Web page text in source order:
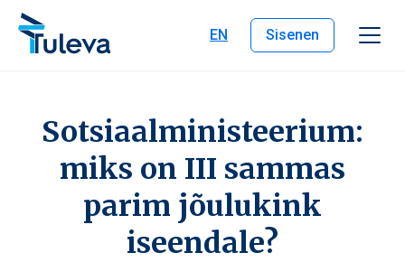
Liigu edasi sisu juurde
EN
Sisenen
Sotsiaalministeerium:
miks on III sammas
parim jõulukink
iseendale?